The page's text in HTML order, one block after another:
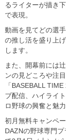
るライターが描き
で表現。
動画を見てどの選
の推し活を盛り上
します。
また、開幕前には
ンの見どころや注
「BASEBALL
ブ配信、ハイライ
ロ野球の興奮と魅
初月無料キャンペ
DAZNの野球専門